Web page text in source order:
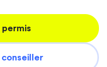
permis